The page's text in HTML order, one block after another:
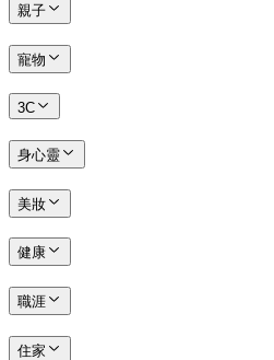
親子
寵物
3C
身心靈
美妝
健康
職涯
住家